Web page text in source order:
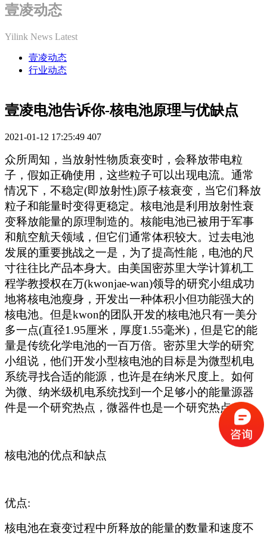
壹凌动态
Yilink News Latest
壹凌动态
行业动态
壹凌电池告诉你-核电池原理与优缺点
2021-01-12 17:25:49 407
众所周知，当放射性物质衰变时，会释放带电粒
子，假如正确使用，这些粒子可以出现电流。通常
情况下，不稳定(即放射性)原子核衰变，当它们释放
粒子和能量时变得更稳定。核电池是利用放射性衰
变释放能量的原理制造的。核能电池已被用于军事
和航空航天领域，但它们通常体积较大。过去电池
发展的重要挑战之一是，为了提高性能，电池的尺
寸往往比产品本身大。由美国密苏里大学计算机工
程学教授权在万(kwonjae-wan)领导的研究小组成功
地将核电池瘦身，开发出一种体积小但功能强大的
核电池。但是kwon的团队开发的核电池只有一美分
多一点(直径1.95厘米，厚度1.55毫米)，但是它的能
量是传统化学电池的一百万倍。密苏里大学的研究
小组说，他们开发小型核电池的目标是为微型机电
系统寻找合适的能源，也许是在纳米尺度上。如何
为微、纳米级机电系统找到一个足够小的能量源器
件是一个研究热点，微器件也是一个研究热点。
核电池的优点和缺点
优点:
核电池在衰变过程中所释放的能量的数量和速度不